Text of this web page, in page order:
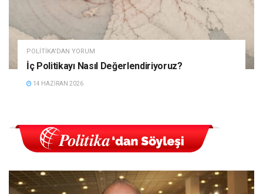
POLITIKA'DAN YORUM
İç Politikayı Nasıl Değerlendiriyoruz?
14 HAZIRAN 2026